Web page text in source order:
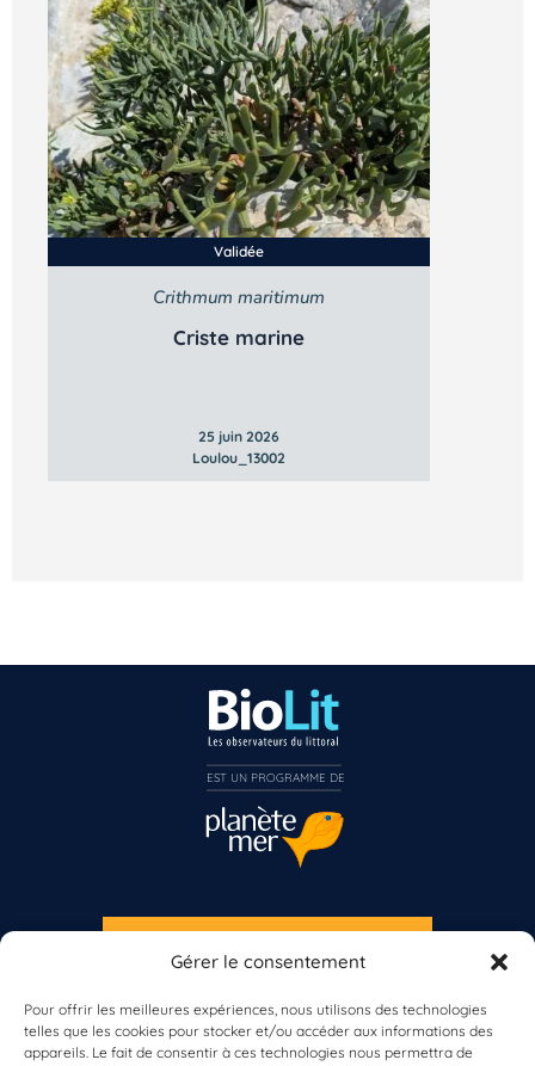
Gérer le consentement
Pour offrir les meilleures expériences, nous utilisons des technologies
telles que les cookies pour stocker et/ou accéder aux informations des
appareils. Le fait de consentir à ces technologies nous permettra de
Validée
Crithmum maritimum
Criste marine
25 juin 2026
Loulou_13002
S'INSCRIRE À LA NEWSLETTER
Vous n’êtes pas encore inscrit à Biolit ?